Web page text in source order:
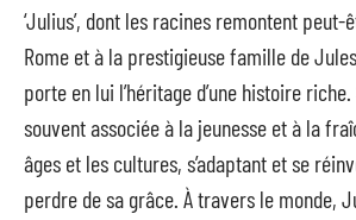
‘Julius’, dont les racines remontent peut-
Rome et à la prestigieuse famille de
porte en lui l’héritage d’une histoire
souvent associée à la jeunesse et à la
âges et les cultures, s’adaptant et se
perdre de sa grâce. À travers le monde,